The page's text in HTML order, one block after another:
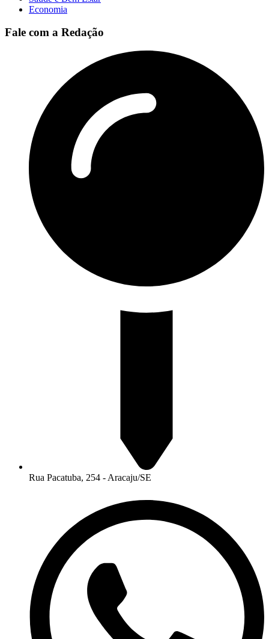
Economia
Fale com a Redação
Rua Pacatuba, 254 - Aracaju/SE